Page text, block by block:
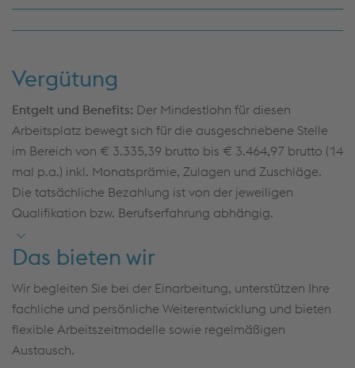
Führerschein B
Selbstständigkeit, Eigenverantwortung und
Teamfähigkeit
Sorgfältige und gewissenhafte Arbeitsweise sowie
Zuverlässigkeit
Vergütung
Entgelt und Benefits: Der Mindestlohn für diesen
Arbeitsplatz bewegt sich für die ausgeschriebene Stelle
im Bereich von € 3.335,39 brutto bis € 3.464,97 brutto (14
mal p.a.) inkl. Monatsprämie, Zulagen und Zuschläge.
Die tatsächliche Bezahlung ist von der jeweiligen
Qualifikation bzw. Berufserfahrung abhängig.
Das bieten wir
Wir begleiten Sie bei der Einarbeitung, unterstützen Ihre
fachliche und persönliche Weiterentwicklung und bieten
flexible Arbeitszeitmodelle sowie regelmäßigen
Austausch.